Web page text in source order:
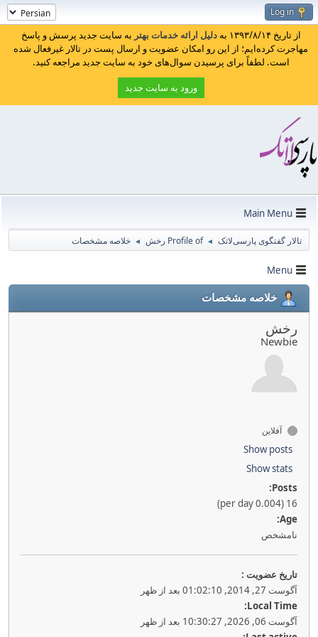
Log in
از تاریخ ۱۳۹۳/۸/۱۴ به دلیل ارائه خدمات بهتر به سایت جدید پرسش و پاسخ
مهاجرت کرده‌ایم؛ از این رو امکان عضویت و ارسال پست در تالار غیرفعال شده
است. لطفاً برای پرسیدن سوال‌های خود به سایت جدید مراجعه کنید.
ورود به سایت جدید
Main Menu
تالار گفتگوی پارسی‌لاتک ◄ Profile of رخش ◄ خلاصه مشخصات
Menu
خلاصه مشخصات
رخش
Newbie
آفلاین
Show posts
Show stats
Posts:
16 (0.004 per day)
Age:
نامشخص
تاريخ عضويت :
آگوست 27, 2014, 01:02:10 بعد از ظهر
Local Time:
آگوست 06, 2026, 10:30:27 بعد از ظهر